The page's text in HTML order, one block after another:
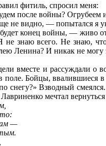
фитиль, спросил меня:
после войны? Огрубеем
не видно, — попытался я
конец войны, — живо
не знаю всего. Не знаю,
Ленина? И никак не могу
вместе и рассуждали о
поле. Бойцы, ввалившиеся
снегу?» Взводный
мечтал
то:
—